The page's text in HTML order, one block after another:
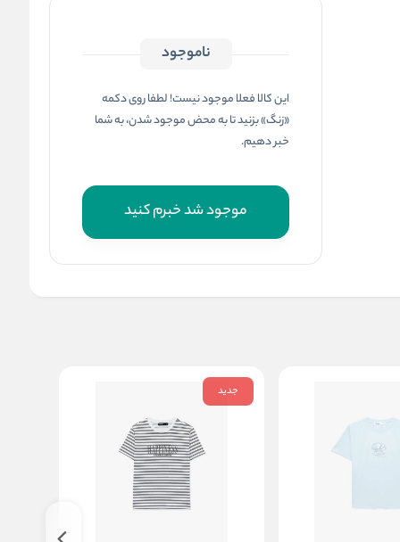
ناموجود
این کالا فعلا موجود نیست! لطفا روی دکمه
«زنگ» بزنید تا به محض موجود شدن، به شما
خبر دهیم.
موجود شد خبرم کنید
جدید